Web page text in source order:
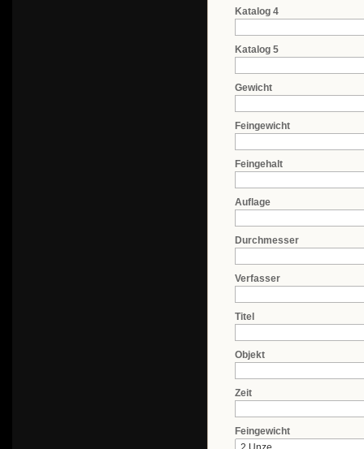
Katalog 4
Katalog 5
Gewicht
Feingewicht
Feingehalt
Auflage
Durchmesser
Verfasser
Titel
Objekt
Zeit
Feingewicht